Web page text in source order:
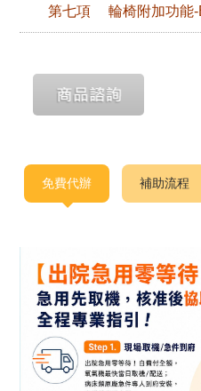
第七項 輪椅附加功能-
免費代辦 補助流程